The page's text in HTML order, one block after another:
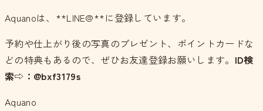
Aquanoは、**LINE@**に登録しています。
予約や仕上がり後の写真のプレゼント、ポイントカードな
どの特典もあるので、ぜひお友達登録お願いします。 ID検
索⇨：@bxf3179s
Aquano